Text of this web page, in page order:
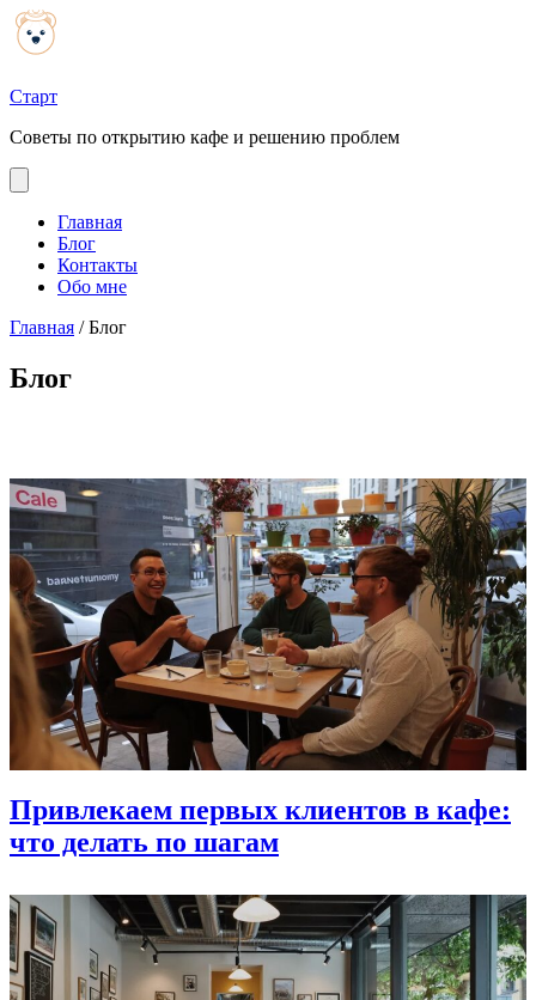
Старт
Советы по открытию кафе и решению проблем
Главная
Блог
Контакты
Обо мне
Главная / Блог
Блог
Привлекаем первых клиентов в кафе:
что делать по шагам